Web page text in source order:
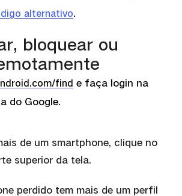
alternativo.
bloquear ou
find e faça login na
do Google.
de um smartphone, clique no
superior da tela.
perdido tem mais de um perfil